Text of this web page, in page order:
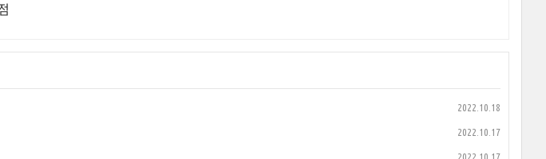
2022.10.18
2022.10.17
2022.10.17